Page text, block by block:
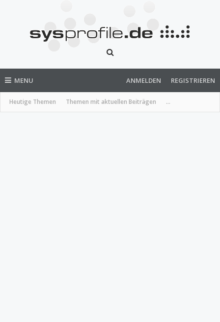
MENU
Heutige Themen Themen mit aktuellen Beiträgen ...
ANMELDEN REGISTRIEREN